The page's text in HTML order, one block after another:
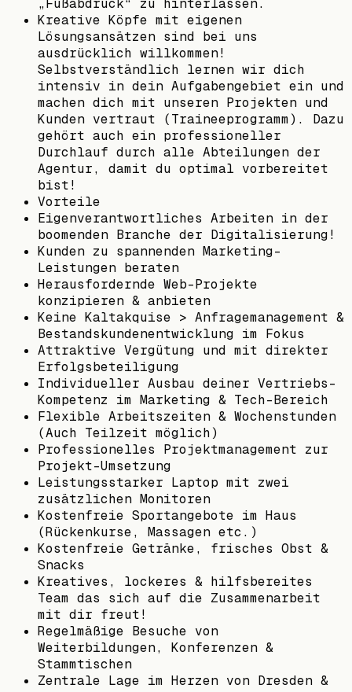
„Fußabdruck“ zu hinterlassen.
Kreative Köpfe mit eigenen
Lösungsansätzen sind bei uns
ausdrücklich willkommen!
Selbstverständlich lernen wir dich
intensiv in dein Aufgabengebiet ein und
machen dich mit unseren Projekten und
Kunden vertraut (Traineeprogramm). Dazu
gehört auch ein professioneller
Durchlauf durch alle Abteilungen der
Agentur, damit du optimal vorbereitet
bist!
Vorteile
Eigenverantwortliches Arbeiten in der
boomenden Branche der Digitalisierung!
Kunden zu spannenden Marketing-
Leistungen beraten
Herausfordernde Web-Projekte
konzipieren & anbieten
Keine Kaltakquise > Anfragemanagement &
Bestandskundenentwicklung im Fokus
Attraktive Vergütung und mit direkter
Erfolgsbeteiligung
Individueller Ausbau deiner Vertriebs-
Kompetenz im Marketing & Tech-Bereich
Flexible Arbeitszeiten & Wochenstunden
(Auch Teilzeit möglich)
Professionelles Projektmanagement zur
Projekt-Umsetzung
Leistungsstarker Laptop mit zwei
zusätzlichen Monitoren
Kostenfreie Sportangebote im Haus
(Rückenkurse, Massagen etc.)
Kostenfreie Getränke, frisches Obst &
Snacks
Kreatives, lockeres & hilfsbereites
Team das sich auf die Zusammenarbeit
mit dir freut!
Regelmäßige Besuche von
Weiterbildungen, Konferenzen &
Stammtischen
Zentrale Lage im Herzen von Dresden &